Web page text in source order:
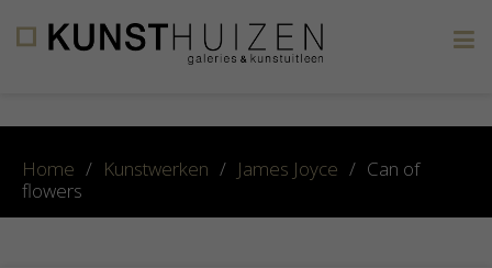
Home / Kunstwerken / James Joyce / Can of
flowers